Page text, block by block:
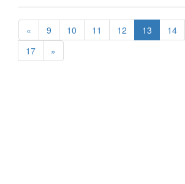
« 9 10 11 12 13 14
17
»